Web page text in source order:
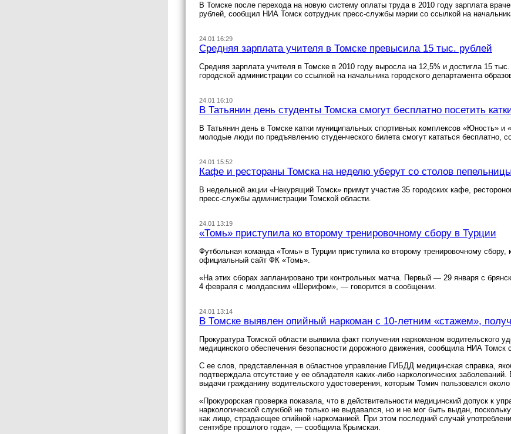
В Томске после перехода на новую систему оплаты труда в 2010 году зарплата
рублей, сообщил НИА Томск сотрудник пресс-службы мэрии со ссылкой на
24.01 16:29
Средняя зарплата учителя в Томске превысила 15 тыс. рублей
Средняя зарплата учителя в Томске в 2010 году выросла на 12,5% и достигла 15
городской администрации со ссылкой на начальника городского департамента
24.01 16:10
В Татьянин день студенты Томска смогут бесплатно посетить
В Татьянин день в Томске катки муниципальных спортивных комплексов «Юность»
молодые люди по предъявлению студенческого билета смогут кататься
24.01 15:52
Кафе и рестораны Томска на неделю уберут со столов пепельницы
В недельной акции «Некурящий Томск» примут участие 35 городских кафе,
пресс-службы администрации Томской области.
24.01 13:19
«Томь» приступила ко второму тренировочному сбору в Турции
Футбольная команда «Томь» в Турции приступила ко второму тренировочному
официальный сайт ФК «Томь».
«На этих сборах запланировано три контрольных матча. Первый — 29 января с
4 февраля с молдавским «Шерифом», — говорится в сообщении.
24.01 13:14
В Томске выявлен опийный наркоман с 10-летним «стажем»,
Прокуратура Томской области выявила факт получения наркоманом водительского
медицинского обеспечения безопасности дорожного движения, сообщила НИА
С ее слов, представленная в областное управление ГИБДД медицинская справка,
подтверждала отсутствие у ее обладателя каких-либо наркологических
выдачи гражданину водительского удостоверения, которым Томич пользовался
«Прокурорская проверка показала, что в действительности медицинский допуск к
наркологической службой не только не выдавался, но и не мог быть выдан,
как лицо, страдающее опийной наркоманией. При этом последний случай
сентябре прошлого года», — сообщила Крымская.